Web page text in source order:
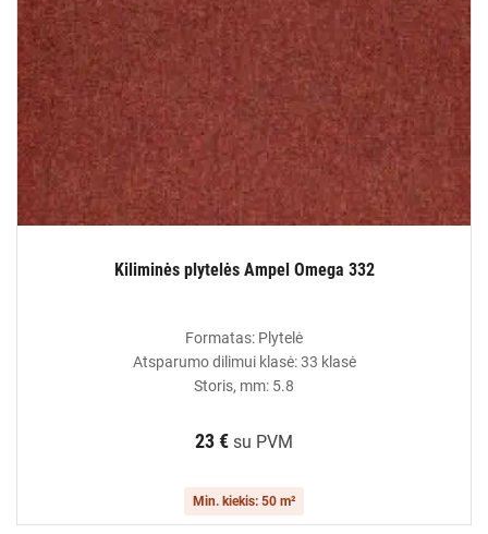
Kiliminės plytelės Ampel Omega 332
Formatas: Plytelė
Atsparumo dilimui klasė: 33 klasė
Storis, mm: 5.8
23 € su PVM
Min. kiekis: 50 m²